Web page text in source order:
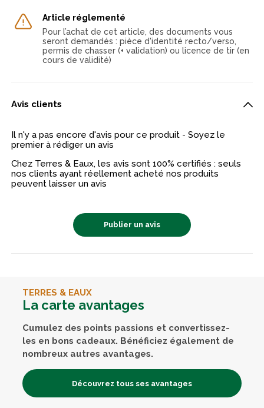
Article réglementé
Pour l’achat de cet article, des documents vous
seront demandés : pièce d'identité recto/verso,
permis de chasser (+ validation) ou licence de tir (en
cours de validité)
Avis clients
Il n'y a pas encore d'avis pour ce produit - Soyez le
premier à rédiger un avis
Chez Terres & Eaux, les avis sont 100% certifiés : seuls
nos clients ayant réellement acheté nos produits
peuvent laisser un avis
Publier un avis
TERRES & EAUX
La carte avantages
Cumulez des points passions et convertissez-
les en bons cadeaux. Bénéficiez également de
nombreux autres avantages.
Découvrez tous ses avantages